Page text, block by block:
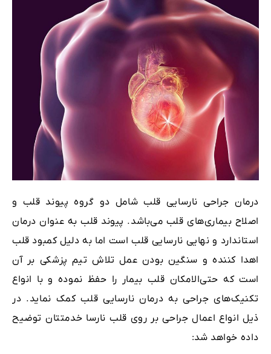
درمان جراحی نارسایی قلب شامل دو گروه پیوند قلب و
اصلاح بیماری‌های قلب می‌باشد. پیوند قلب به عنوان درمان
استاندارد و نهایی نارسایی قلب است اما به دلیل کمبود قلب
اهدا کننده و سنگین بودن عمل تلاش تیم پزشکی بر آن
است که حتی‌الامکان قلب بیمار را حفظ نموده و با انواع
تکنیک‌های جراحی به درمان نارسایی قلب کمک نماید. در
ذیل انواع اعمال جراحی بر روی قلب نارسا خدمتتان توضیح
داده‌ خواهد شد: